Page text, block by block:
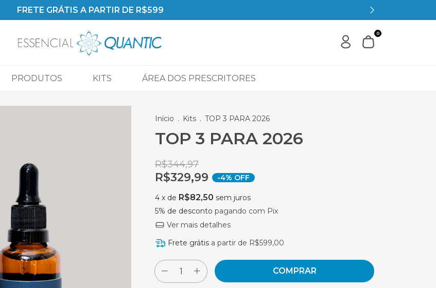
0
PRODUTOS KITS ÁREA DOS PRESCRITORES
PARECELAMOS EM ATÉ 6x SEM JUROS
Início . Kits . TOP 3 PARA 2026
TOP 3 PARA 2026
R$329,99 -4% OFF
R$344,97
4 x de R$82,50 sem juros
5% de desconto pagando com Pix
Ver mais detalhes
Frete grátis a partir de R$599,00